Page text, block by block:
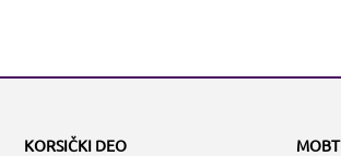
KORSIČKI DEO